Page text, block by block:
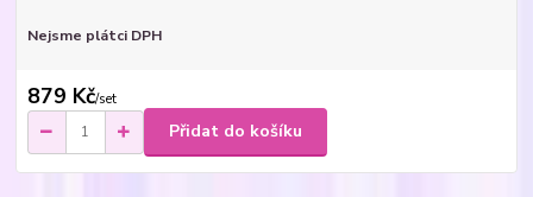
Nejsme plátci DPH
879 Kč/set
Přidat do košíku